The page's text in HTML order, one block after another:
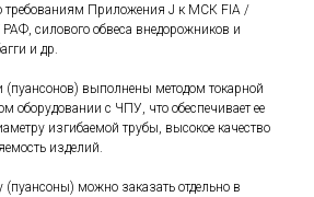
требованиям Приложения J к МСК FIA /
силового обвеса внедорожников и
и др.
(пуансонов) выполнены методом токарной
оборудовании с ЧПУ, что обеспечивает ее
изгибаемой трубы, высокое качество
изделий.
(пуансоны) можно заказать отдельно в